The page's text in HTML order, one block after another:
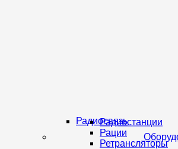
Радиосвязь
Радиостанции
Рации
Ретрансляторы